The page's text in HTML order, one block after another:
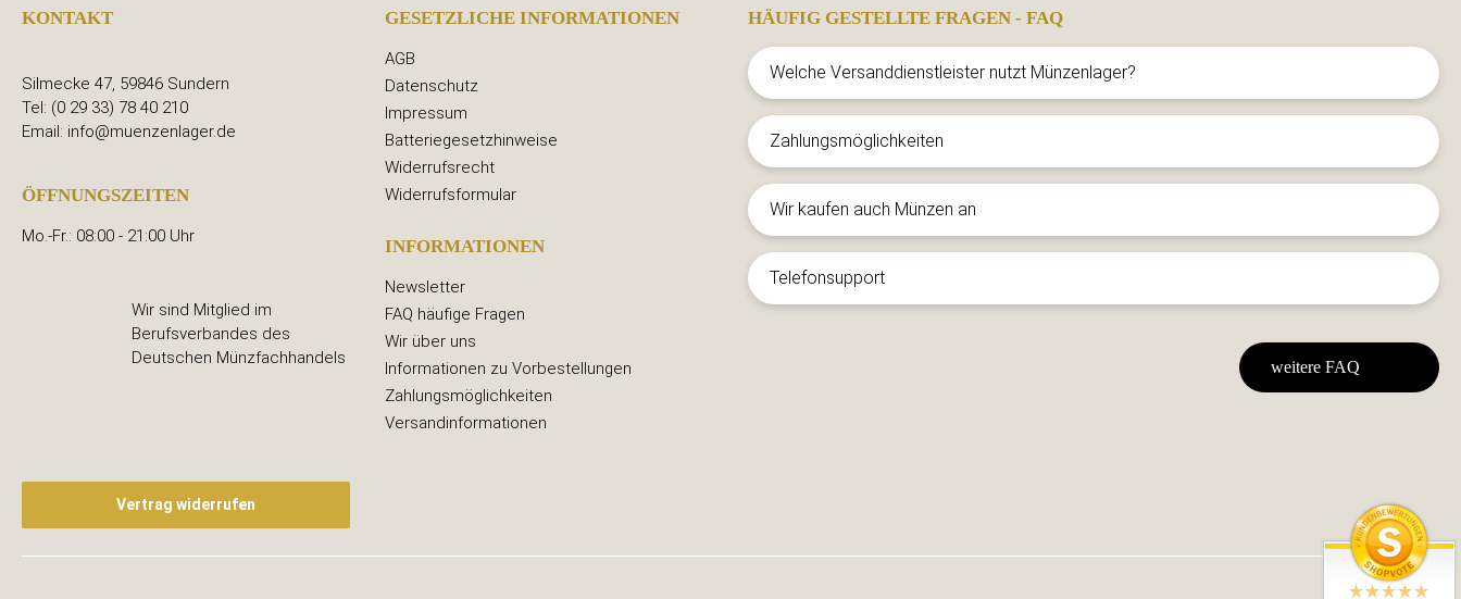
KONTAKT
Silmecke 47, 59846 Sundern
Tel: (0 29 33) 78 40 210
Email: info@muenzenlager.de
ÖFFNUNGSZEITEN
Mo.-Fr.: 08:00 - 21:00 Uhr
Wir sind Mitglied im
Berufsverbandes des
Deutschen Münzfachhandels
GESETZLICHE INFORMATIONEN
AGB
Datenschutz
Impressum
Batteriegesetzhinweise
Widerrufsrecht
Widerrufsformular
INFORMATIONEN
Newsletter
FAQ häufige Fragen
Wir über uns
Informationen zu Vorbestellungen
Zahlungsmöglichkeiten
Versandinformationen
HÄUFIG GESTELLTE FRAGEN - FAQ
Welche Versanddienstleister nutzt Münzenlager?
Zahlungsmöglichkeiten
Wir kaufen auch Münzen an
Telefonsupport
weitere FAQ
Vertrag widerrufen